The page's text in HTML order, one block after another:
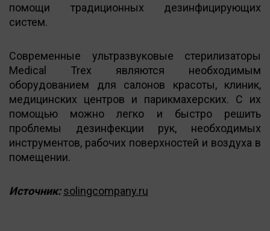
помощи традиционных дезинфицирующих
систем.
Современные ультразвуковые стерилизаторы
Medical Trex являются необходимым
оборудованием для салонов красоты, клиник,
медицинских центров и парикмахерских. С их
помощью можно легко и быстро решить
проблемы дезинфекции рук, необходимых
инструментов, рабочих поверхностей и воздуха в
помещении.
Источник: solingcompany.ru